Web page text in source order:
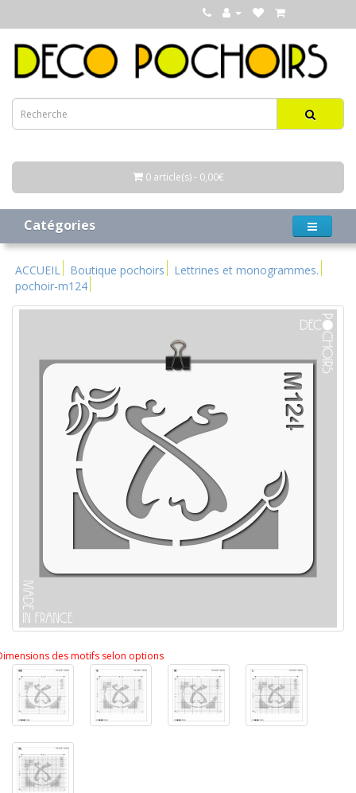
0 article(s) - 0,00€
Catégories
ACCUEIL Boutique pochoirs
Lettrines et monogrammes.
pochoir-m124
des motifs selon options